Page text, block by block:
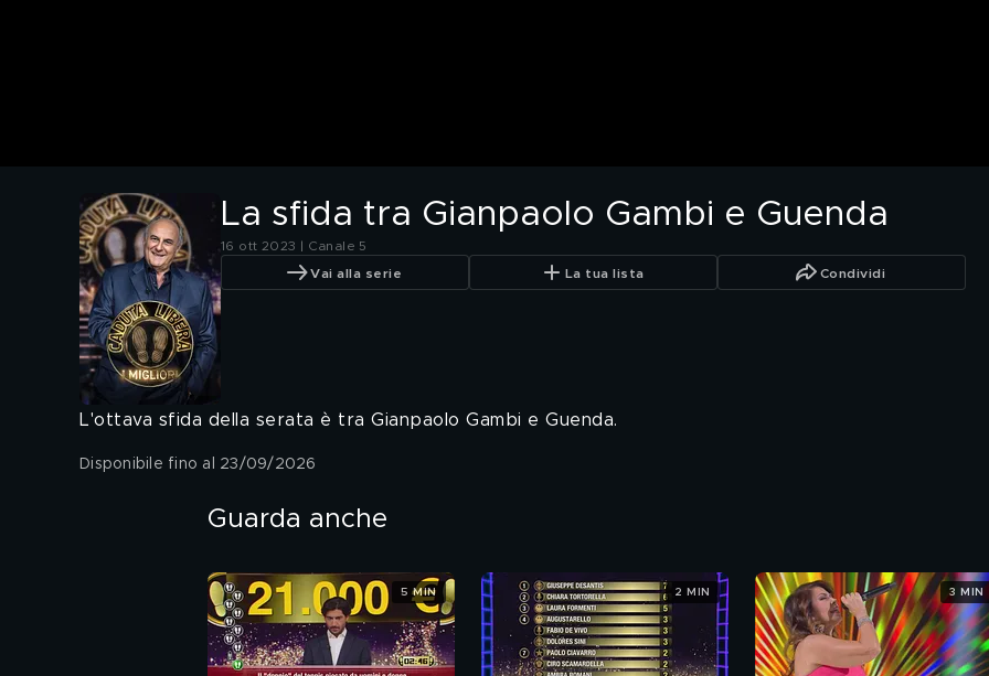
La sfida tra Gianpaolo Gambi e Guenda
16 ott 2023 | Canale 5
Vai alla serie La tua lista Condividi
L'ottava sfida della serata è tra Gianpaolo Gambi e Guenda.
Disponibile fino al 23/09/2026
Guarda anche
5 MIN 2 MIN 3 MIN